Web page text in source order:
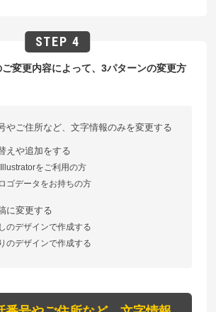
変更内容によって、3パターンの変更方
やご住所など、文字情報のみを変更する
えや追加をする
をご利用の方
ゴデータをお持ちの方
に変更する
のデザインで作成する
のデザインで作成する